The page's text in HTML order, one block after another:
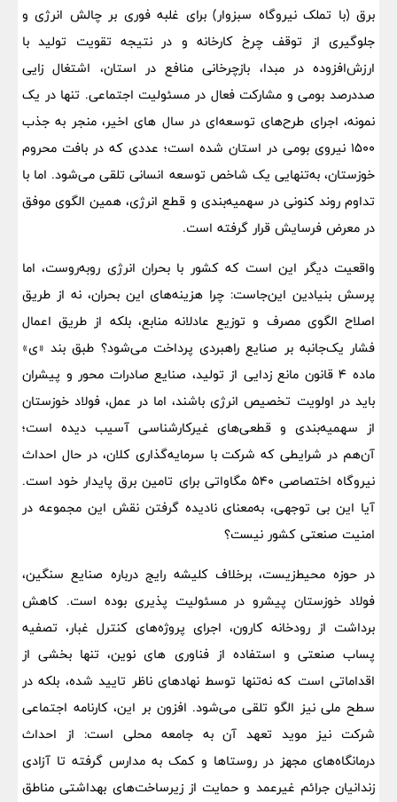
برق (با تملک نیروگاه سبزوار) برای غلبه فوری بر چالش انرژی و
جلوگیری از توقف چرخ کارخانه و در نتیجه تقویت تولید با
ارزش‌افزوده در مبدا، بازچرخانی منافع در استان، اشتغال‌ زایی
صددرصد بومی و مشارکت فعال در مسئولیت اجتماعی. تنها در یک
نمونه، اجرای طرح‌های توسعه‌ای در سال های اخیر، منجر به جذب
۱۵۰۰ نیروی بومی در استان شده است؛ عددی که در بافت محروم
خوزستان، به‌تنهایی یک شاخص توسعه انسانی تلقی می‌شود. اما با
تداوم روند کنونی در سهمیه‌بندی و قطع انرژی، همین الگوی موفق
در معرض فرسایش قرار گرفته است.
واقعیت دیگر این است که کشور با بحران انرژی روبه‌روست، اما
پرسش بنیادین این‌جاست: چرا هزینه‌های این بحران، نه از طریق
اصلاح الگوی مصرف و توزیع عادلانه منابع، بلکه از طریق اعمال
فشار یک‌جانبه بر صنایع راهبردی پرداخت می‌شود؟ طبق بند «ی»
ماده ۴ قانون مانع‌ زدایی از تولید، صنایع صادرات‌ محور و پیشران
باید در اولویت تخصیص انرژی باشند، اما در عمل، فولاد خوزستان
از سهمیه‌بندی و قطعی‌های غیرکارشناسی آسیب دیده است؛
آن‌هم در شرایطی که شرکت با سرمایه‌گذاری کلان، در حال احداث
نیروگاه اختصاصی ۵۴۰ مگاواتی برای تامین برق پایدار خود است.
آیا این بی‌ توجهی، به‌معنای نادیده‌ گرفتن نقش این مجموعه در
امنیت صنعتی کشور نیست؟
در حوزه محیط‌زیست، برخلاف کلیشه رایج درباره صنایع سنگین،
فولاد خوزستان پیشرو در مسئولیت‌ پذیری بوده است. کاهش
برداشت از رودخانه کارون، اجرای پروژه‌های کنترل غبار، تصفیه
پساب صنعتی و استفاده از فناوری‌ های نوین، تنها بخشی از
اقداماتی است که نه‌تنها توسط نهادهای ناظر تایید شده، بلکه در
سطح ملی نیز الگو تلقی می‌شود. افزون بر این، کارنامه اجتماعی
شرکت نیز موید تعهد آن به جامعه محلی است: از احداث
درمانگاه‌های مجهز در روستاها و کمک به مدارس گرفته تا آزادی
زندانیان جرائم غیرعمد و حمایت از زیرساخت‌های بهداشتی مناطق